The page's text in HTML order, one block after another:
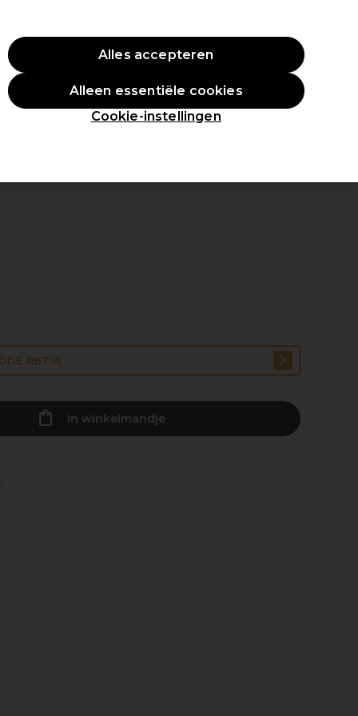
Aanmelden
Inspiratie Professionele Awards
RET15
In winkelmandje
Cookie-instellingen
Alleen essentiële cookies
Alles accepteren